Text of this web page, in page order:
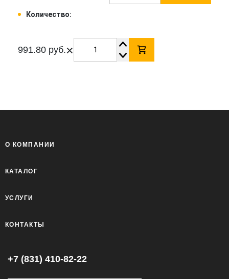
Количество:
991.80 руб.×
О КОМПАНИИ
КАТАЛОГ
УСЛУГИ
КОНТАКТЫ
+7 (831) 410-82-22